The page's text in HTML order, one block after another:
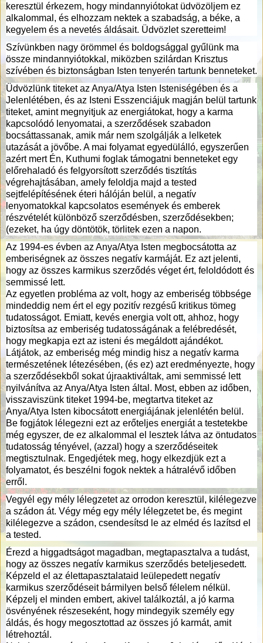
keresztül érkezem, hogy mindannyiótokat üdvözöljem ez
alkalommal, és elhozzam nektek a szabadság, a béke, a
kegyelem és a nevetés áldásait. Üdvözlet szeretteim!
Szívünkben nagy örömmel és boldogsággal gyűlünk ma
össze mindannyiótokkal, miközben szilárdan Krisztus
szívében és biztonságban Isten tenyerén tartunk benneteket.
Üdvözlünk titeket az Anya/Atya Isten Isteniségében és a
Jelenlétében, és az Isteni Esszenciájuk magján belül tartunk
titeket, amint megnyitjuk az energiátokat, hogy a karma
kapcsolódó lenyomatai, a szerződések szabadon
bocsáttassanak, amik már nem szolgálják a lelketek
utazását a jövőbe. A mai folyamat egyedülálló, egyszerűen
azért mert Én, Kuthumi foglak támogatni benneteket egy
előrehaladó és felgyorsított szerződés tisztítás
végrehajtásában, amely feloldja majd a tested
sejtfelépítésének éteri hálóján belül, a negatív
lenyomatokkal kapcsolatos események és emberek
részvételét különböző szerződésben, szerződésekben;
(ezeket, ha úgy döntötök, törlitek ezen a napon.
Az 1994-es évben az Anya/Atya Isten megbocsátotta az
emberiségnek az összes negatív karmáját. Ez azt jelenti,
hogy az összes karmikus szerződés véget ért, feloldódott és
semmissé lett.
Az egyetlen probléma az volt, hogy az emberiség többsége
mindeddig nem ért el egy pozitív rezgésű kritikus tömeg
tudatosságot. Emiatt, kevés energia volt ott, ahhoz, hogy
biztosítsa az emberiség tudatosságának a felébredését,
hogy megkapja ezt az isteni és megáldott ajándékot.
Látjátok, az emberiség még mindig hisz a negatív karma
természetének létezésében, (és ez) azt eredményezte, hogy
a szerződésekből sokat újraaktiváltak, ami semmissé lett
nyilvánítva az Anya/Atya Isten által. Most, ebben az időben,
visszaviszünk titeket 1994-be, megtartva titeket az
Anya/Atya Isten kibocsátott energiájának jelenlétén belül.
Be fogjátok lélegezni ezt az erőteljes energiát a testetekbe
még egyszer, de ez alkalommal el lesztek látva az öntudatos
tudatosság tényével, (azzal) hogy a szerződéseitek
megtisztulnak. Engedjétek meg, hogy elkezdjük ezt a
folyamatot, és beszélni fogok nektek a hátralévő időben
erről.
Vegyél egy mély lélegzetet az orrodon keresztül, kilélegezve
a szádon át. Végy még egy mély lélegzetet be, és megint
kilélegezve a szádon, csendesítsd le az elméd és lazítsd el
a tested.
Érezd a higgadtságot magadban, megtapasztalva a tudást,
hogy az összes negatív karmikus szerződés beteljesedett.
Képzeld el az élettapasztalataid leülepedett negatív
karmikus szerződéseit bármilyen belső félelem nélkül.
Képzelj el minden embert, akivel találkoztál, a jó karma
ösvényének részeseként, hogy mindegyik személy egy
áldás, és hogy megosztottad az összes jó karmát, amit
létrehoztál.